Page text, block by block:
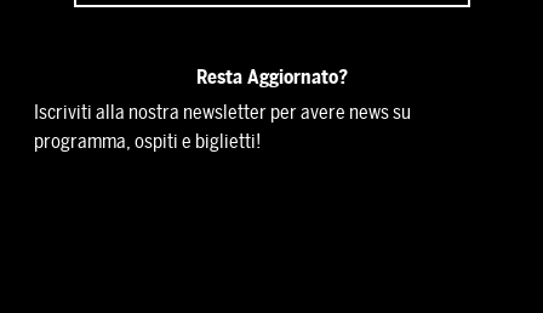
Resta Aggiornato?
Iscriviti alla nostra newsletter per avere news su
programma, ospiti e biglietti!